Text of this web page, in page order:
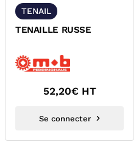
TENAIL
TENAILLE RUSSE
52,20€ HT
Se connecter